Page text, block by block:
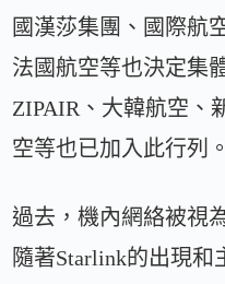
國漢莎集團、國際航
法國航空等也決定集
ZIPAIR、大韓航空、
空等也已加入此行列。
過去，機內網絡被視
隨著Starlink的出現和